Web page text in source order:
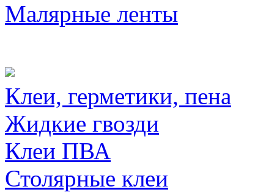
Малярные ленты
Клеи, герметики, пена
Жидкие гвозди
Клеи ПВА
Столярные клеи